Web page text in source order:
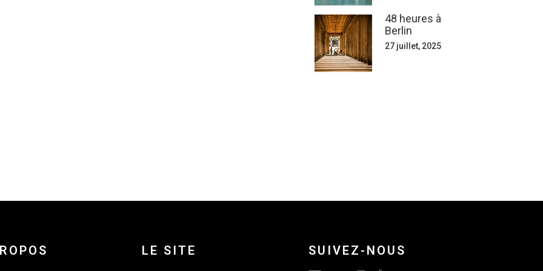
48 heures à
Berlin
27 juillet, 2025
LE SITE SUIVEZ-NOUS